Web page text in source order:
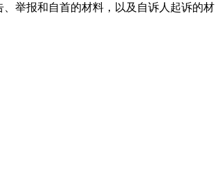
举报和自首的材料，以及自诉人起诉的材